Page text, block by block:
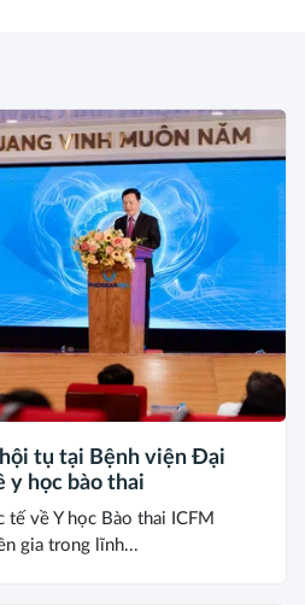
tụ tại Bệnh viện Đại
y học bào thai
về Y học Bào thai ICFM
gia trong lĩnh...